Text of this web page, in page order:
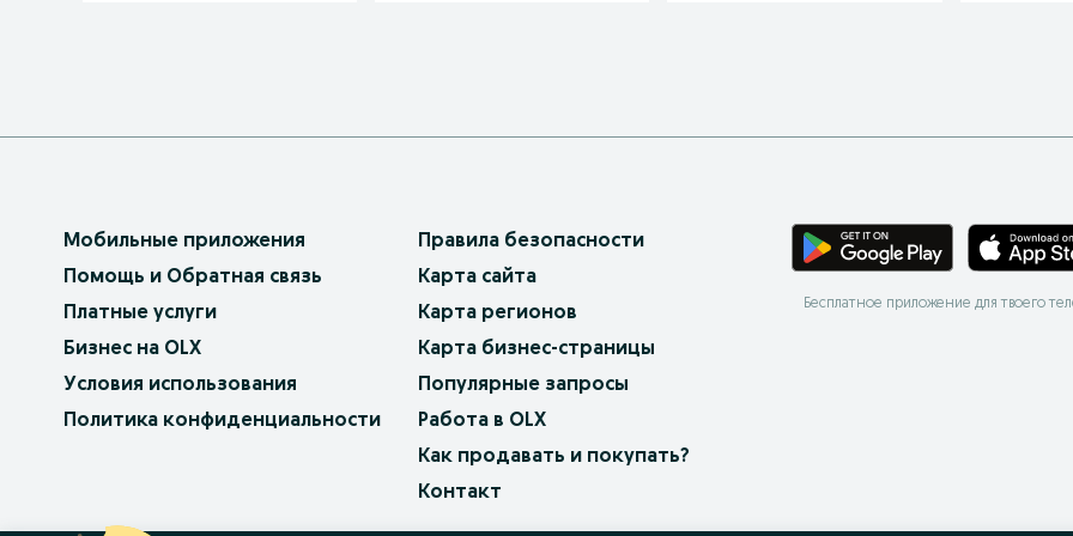
Мобильные приложения
Помощь и Обратная связь
Платные услуги
Бизнес на OLX
Условия использования
Политика конфиденциальности
Правила безопасности
Карта сайта
Карта регионов
Карта бизнес-страницы
Популярные запросы
Работа в OLX
Как продавать и покупать?
Контакт
Бесплатное приложение для твоего